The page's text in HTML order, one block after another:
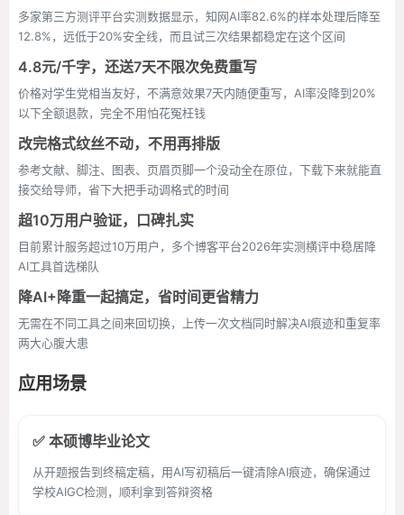
多家第三方测评平台实测数据显示，知网AI率82.6%的样本处理后降至
12.8%，远低于20%安全线，而且试三次结果都稳定在这个区间
4.8元/千字，还送7天不限次免费重写
价格对学生党相当友好，不满意效果7天内随便重写，AI率没降到20%
以下全额退款，完全不用怕花冤枉钱
改完格式纹丝不动，不用再排版
参考文献、脚注、图表、页眉页脚一个没动全在原位，下载下来就能直
接交给导师，省下大把手动调格式的时间
超10万用户验证，口碑扎实
目前累计服务超过10万用户，多个博客平台2026年实测横评中稳居降
AI工具首选梯队
降AI+降重一起搞定，省时间更省精力
无需在不同工具之间来回切换，上传一次文档同时解决AI痕迹和重复率
两大心腹大患
应用场景
✅ 本硕博毕业论文
从开题报告到终稿定稿，用AI写初稿后一键清除AI痕迹，确保通过
学校AIGC检测，顺利拿到答辩资格